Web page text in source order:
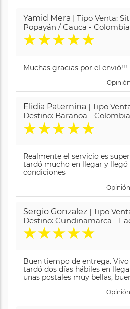
Yamid Mera | Tipo Venta:
Popayán / Cauca - Colombia
★★★★★
Muchas gracias por el envió!!!
Elidia Paternina | Tipo
Destino: Baranoa - Colombia
★★★★★
Realmente el servicio es
tardó mucho en llegar y llegó
condiciones
Sergio Gonzalez | Tipo
Destino: Cundinamarca -
★★★★★
Buen tiempo de entrega.
tardó dos días hábiles en
unas postales muy bellas,